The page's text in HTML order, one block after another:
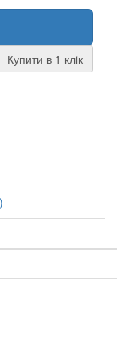
Купити в 1 клiк